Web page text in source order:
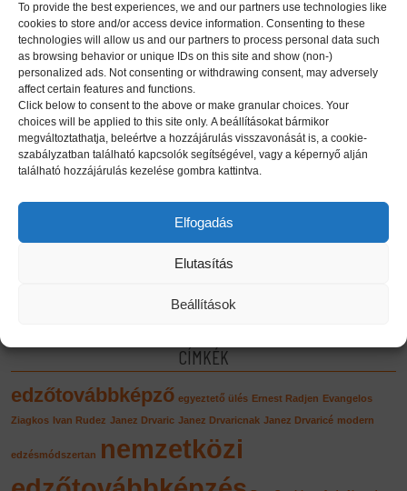
To provide the best experiences, we and our partners use technologies like
cookies to store and/or access device information. Consenting to these
technologies will allow us and our partners to process personal data such
as browsing behavior or unique IDs on this site and show (non-)
personalized ads. Not consenting or withdrawing consent, may adversely
affect certain features and functions.
Click below to consent to the above or make granular choices. Your
choices will be applied to this site only. A beállításokat bármikor
megváltoztathatja, beleértve a hozzájárulás visszavonását is, a cookie-
szabályzatban található kapcsolók segítségével, vagy a képernyő alján
található hozzájárulás kezelése gombra kattintva.
Elfogadás
Elutasítás
Beállítások
A kölyök atlétika program mozgásainak integrálása a
kosárlabdaedzésbe
Az I. Pécsi Sporttudományi Szimpózium is megerősítette:
szükség van egy High Performance Centerre!
A közös cél a magyar sport sikere – ismét színvonalas
konferenciát rendeztünk
IV. Nemzetközi Utánpótlás Edzőtovábbképzés: új helyszín,
megszokott színvonal
CÍMKÉK
edzőtovábbképző egyeztető ülés Ernest Radjen Evangelos
Ziagkos Ivan Rudez Janez Drvaric Janez Drvaricnak Janez Drvaricé modern
edzésmódszertan nemzetközi